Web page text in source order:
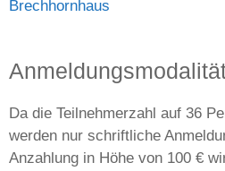
Brechhornhaus
Da die Teilnehmerzahl auf 36
werden nur schriftliche
Anzahlung in Höhe von 100 €